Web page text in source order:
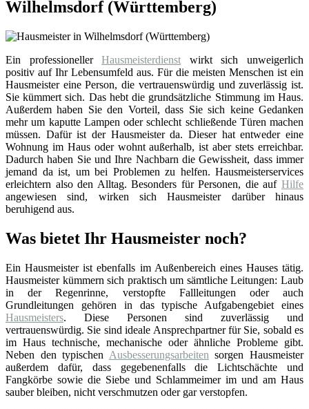
Wilhelmsdorf (Württemberg)
Ein professionellerHausmeisterdienst wirkt sich unweigerlich
positiv auf Ihr Lebensumfeld aus. Für die meisten Menschen ist ein
Hausmeister eine Person, die vertrauenswürdig und zuverlässig ist.
Sie kümmert sich. Das hebt die grundsätzliche Stimmung im Haus.
Außerdem haben Sie den Vorteil, dass Sie sich keine Gedanken
mehr um kaputte Lampen oder schlecht schließende Türen machen
müssen. Dafür ist der Hausmeister da. Dieser hat entweder eine
Wohnung im Haus oder wohnt außerhalb, ist aber stets erreichbar.
Dadurch haben Sie und Ihre Nachbarn die Gewissheit, dass immer
jemand da ist, um bei Problemen zu helfen. Hausmeisterservices
erleichtern also den Alltag. Besonders für Personen, die auf Hilfe
angewiesen sind, wirken sich Hausmeister darüber hinaus
beruhigend aus.
Was bietet Ihr Hausmeister noch?
Ein Hausmeister ist ebenfalls im Außenbereich eines Hauses tätig.
Hausmeister kümmern sich praktisch um sämtliche Leitungen: Laub
in der Regenrinne, verstopfte Fallleitungen oder auch
Grundleitungen gehören in das typische Aufgabengebiet eines
Hausmeisters. Diese Personen sind zuverlässig und
vertrauenswürdig. Sie sind ideale Ansprechpartner für Sie, sobald es
im Haus technische, mechanische oder ähnliche Probleme gibt.
Neben den typischen Ausbesserungsarbeiten sorgen Hausmeister
außerdem dafür, dass gegebenenfalls die Lichtschächte und
Fangkörbe sowie die Siebe und Schlammeimer im und am Haus
sauber bleiben, nicht verschmutzen oder gar verstopfen.